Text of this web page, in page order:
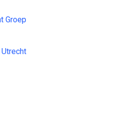
Groep